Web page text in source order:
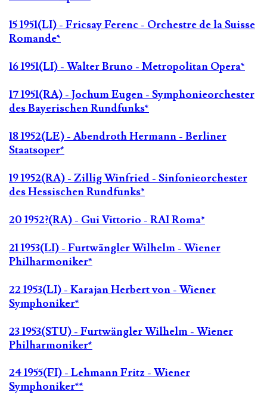
15 1951(LI) - Fricsay Ferenc - Orchestre de la Suisse
Romande*
16 1951(LI) - Walter Bruno - Metropolitan Opera*
17 1951(RA) - Jochum Eugen - Symphonieorchester
des Bayerischen Rundfunks*
18 1952(LE) - Abendroth Hermann - Berliner
Staatsoper*
19 1952(RA) - Zillig Winfried - Sinfonieorchester
des Hessischen Rundfunks*
20 1952?(RA) - Gui Vittorio - RAI Roma*
21 1953(LI) - Furtwängler Wilhelm - Wiener
Philharmoniker*
22 1953(LI) - Karajan Herbert von - Wiener
Symphoniker*
23 1953(STU) - Furtwängler Wilhelm - Wiener
Philharmoniker*
24 1955(FI) - Lehmann Fritz - Wiener
Symphoniker**